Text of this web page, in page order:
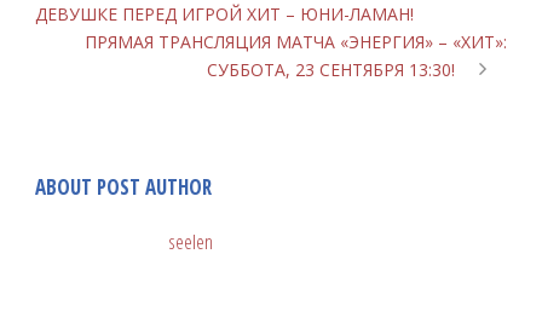
ДЕВУШКЕ ПЕРЕД ИГРОЙ ХИТ – ЮНИ-ЛАМАН!
ПРЯМАЯ ТРАНСЛЯЦИЯ МАТЧА «ЭНЕРГИЯ» – «ХИТ»:
СУББОТА, 23 СЕНТЯБРЯ 13:30!
ABOUT POST AUTHOR
seelen